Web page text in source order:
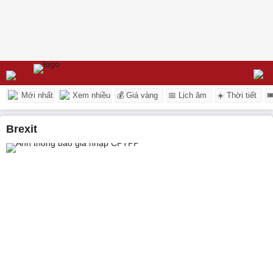
Mới nhất Xem nhiều 💰 Giá vàng 📅 Lịch âm ☀️ Thời tiết
Brexit